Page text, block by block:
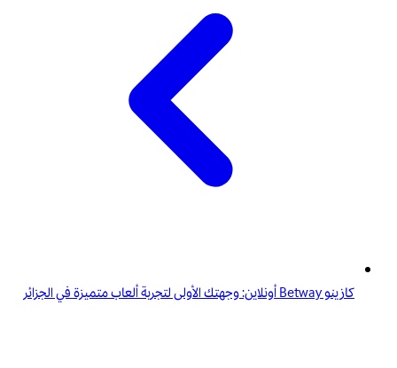
كازينو Betway أونلاين: وجهتك الأولى لتجربة ألعاب متميزة في الجزائر